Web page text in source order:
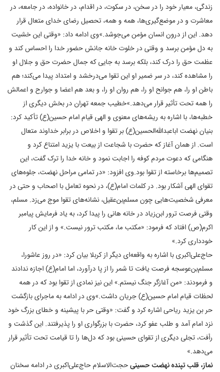
زندگی، معیار خود را در سخن، در سکوت، در اقدام، در خانواده، در جامعه، در
معاشرت و در موضع‌گیری‌ها، همه و همه، تحصیل رضای خدای متعال قرار
دهد. این از درون انسان مؤمن می‌جوشد.»وی ادامه داد: «وقتی این خشیت
به دل مؤمن برسد و وقتی در خلوت خانه جانش حضور خدا را احساس کند و
عظمت حق را درک کند، بلکه برسد به جایی که جمال حضرت حق و جلال او
را مشاهده کند، در سر ضمیر او این تقوا می‌درخشد و امتداد پیدا می‌کند؛ هم
باطن او را، هم جوانح او را، هم روان او را، و بعد هم اعضا و جوارح و اعمالش
را همه تحت تأثیر قرار می‌دهد.»خطیب جمعه تهران در بخش دیگری از
خطبه‌ها، با اشاره به ریشه‌های معنوی و الهی قیام امام حسین‌(ع) تأکید کرد:
بنیان نهضت اباعبدالله‌الحسین‌(ع) بر تقوا و اخلاص در برابر خداوند متعال
است. از همان آغاز که حضرت با شجاعت از بیعت با یزید امتناع کرد و
هنگامی‌ که دعوت مردم کوفه را اجابت نمود و خانه خدا را ترک گفت، این
تصمیم‌ها برخاسته از تقوا بود.وی افزود: «در تمامی مراحل نهضت، جلوه‌های
تقوای الهی آشکار بود. در کلمات امام(ع)، در نحوه تعامل با اصحاب و حتی در
معرفی شخصیت‌هایی چون مسلم‌بن‌عقیل، نشانه‌های تقوا موج می‌زد. مسلم،
وقتی فرصت ترور ابن‌زیاد در خانه هانی را پیدا کرد، به یاد فرمایش پیامبر
اکرم(ص) افتاد که فرمود: «مکتب ما، مکتب ترور نیست.» و از این کار
خودداری کرد.»
حاج‌علی‌اکبری با اشاره به واقعه‌ای دیگر از کربلا بیان کرد: «در روز عاشورا،
مسلم‌بن‌عوسجه فرصت یافت تا شمر را از پا درآورد، اما امام(ع) اجازه ندادند
و فرمودند: «من آغازگر جنگ نیستم.» این نیز نمادی از تقوا بود که در همه
لحظات قیام امام حسین‌(ع) جریان داشت.»وی در ادامه به ماجرای بازگشت
حر بن یزید ریاحی اشاره کرد و گفت: «وقتی حر با پیشینه و خطای بزرگ خود
نزد امام آمد و طلب عفو کرد، حضرت با بزرگواری او را پذیرفتند. این گذشت و
رأفت، تجلی دیگری از تقوای حسینی بود که دل‌ها را تا قیامت تحت تأثیر قرار
می‌دهد.»
نماز، قلب تپنده نهضت حسینیحجت‌الاسلام حاج‌علی‌اکبری در ادامه سخنان